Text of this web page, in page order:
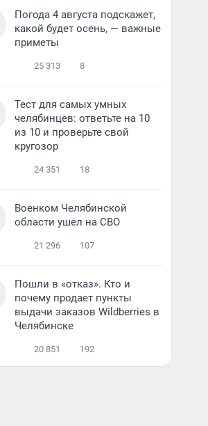
Погода 4 августа подскажет,
какой будет осень, — важные
приметы
25 313 8
Тест для самых умных
челябинцев: ответьте на 10
из 10 и проверьте свой
кругозор
24 351 18
Военком Челябинской
области ушел на СВО
21 296 107
Пошли в «отказ». Кто и
почему продает пункты
выдачи заказов Wildberries в
Челябинске
20 851 192